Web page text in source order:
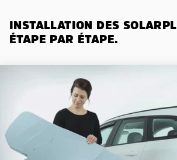
INSTALLATION DES
ÉTAPE PAR ÉTAPE.